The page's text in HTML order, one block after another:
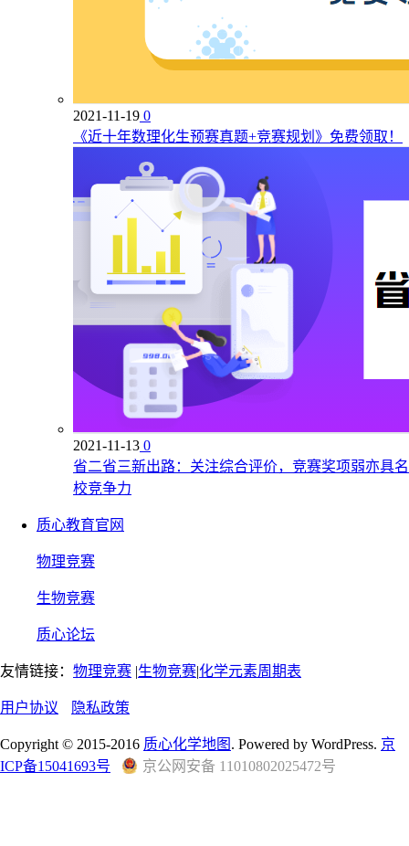
2021-11-19 0
《近十年数理化生预赛真题+竞赛规划》免费领取！
2021-11-13 0
省二省三新出路：关注综合评价，竞赛奖项弱亦具名
校竞争力
质心教育官网
物理竞赛
生物竞赛
质心论坛
友情链接： 物理竞赛 |生物竞赛|化学元素周期表
用户协议 隐私政策
Copyright © 2015-2016 质心化学地图 . Powered by WordPress. 京
ICP备15041693号
京公网安备 11010802025472号